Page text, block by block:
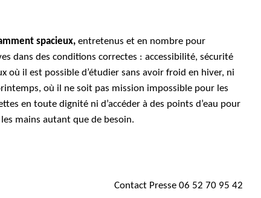
spacieux,entretenus et en nombre pour
dans des conditions correctes : accessibilité, sécurité
où il est possible d’étudier sans avoir froid en hiver, ni
où il ne soit pas mission impossible pour les
en toute dignité ni d’accéder à des points d’eau pour
mains autant que de besoin.
Contact Presse 06 52 70 95 42